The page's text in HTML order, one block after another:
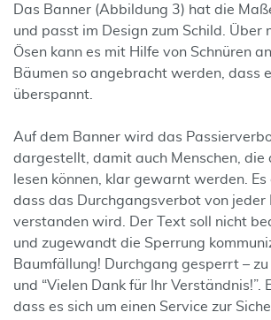
Das Banner (Abbildung 3) hat die
und passt im Design zum Schild. Über
Ösen kann es mit Hilfe von Schnüren
Bäumen so angebracht werden, dass
überspannt.
Auf dem Banner wird das
dargestellt, damit auch Menschen, die
lesen können, klar gewarnt werden. Es
dass das Durchgangsverbot von jeder
verstanden wird. Der Text soll nicht
und zugewandt die Sperrung
Baumfällung! Durchgang gesperrt – zu
und “Vielen Dank für Ihr Verständnis!”.
dass es sich um einen Service zur